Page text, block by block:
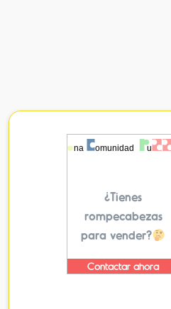
para vender?
Contactar ahora